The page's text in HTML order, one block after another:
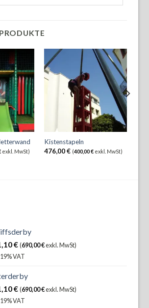
exkl. MwSt)
Kistenstapeln
476,00€ (400,00€exkl. MwSt)
€ (690,00€exkl. MwSt)
VAT
€ (690,00€exkl. MwSt)
VAT